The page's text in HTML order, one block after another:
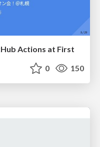
Actions at First
0 150